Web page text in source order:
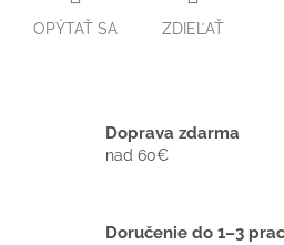
OPÝTAŤ SA ZDIEĽAŤ
Doprava zdarma
nad 60€
Doručenie do 1–3